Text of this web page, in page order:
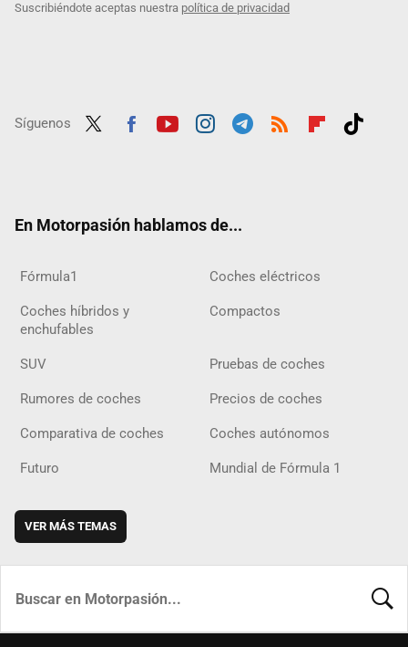
Suscribiéndote aceptas nuestra política de privacidad
Síguenos
En Motorpasión hablamos de...
Fórmula1 Coches eléctricos
Coches híbridos y
enchufables
Compactos
SUV Pruebas de coches
Rumores de coches Precios de coches
Comparativa de coches Coches autónomos
Futuro Mundial de Fórmula 1
VER MÁS TEMAS